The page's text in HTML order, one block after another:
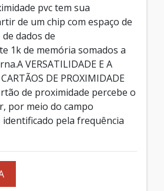
pvc tem sua
de um chip com espaço de
dados de
1k de memória somados a
VERSATILIDADE E A
DE PROXIMIDADE
de proximidade percebe o
por meio do campo
pela frequência